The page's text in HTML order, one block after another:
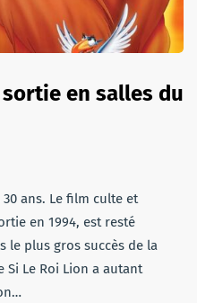
sortie en salles du
ans. Le film culte et
en 1994, est resté
le plus gros succès de la
Le Roi Lion a autant